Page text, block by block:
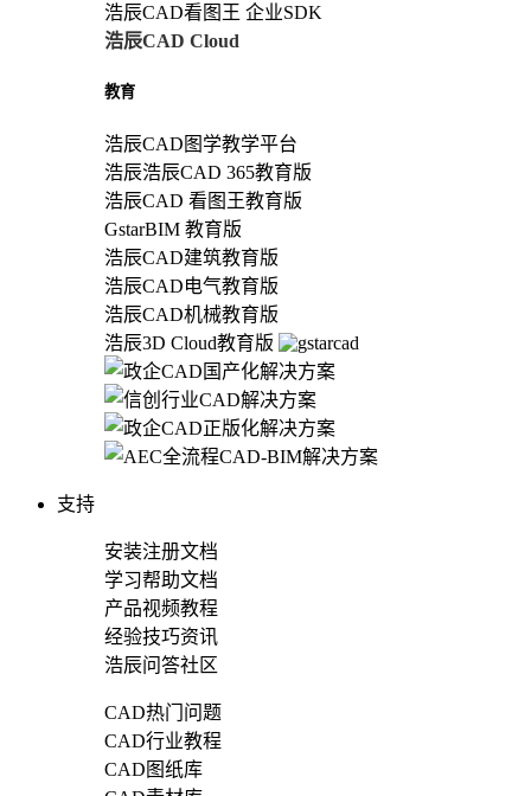
浩辰CAD看图王 企业SDK
浩辰CAD Cloud
教育
浩辰CAD图学教学平台
浩辰浩辰CAD 365教育版
浩辰CAD 看图王教育版
GstarBIM 教育版
浩辰CAD建筑教育版
浩辰CAD电气教育版
浩辰CAD机械教育版
浩辰3D Cloud教育版
支持
安装注册文档
学习帮助文档
产品视频教程
经验技巧资讯
浩辰问答社区
CAD热门问题
CAD行业教程
CAD图纸库